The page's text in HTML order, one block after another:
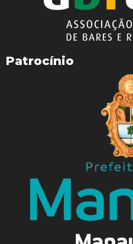
Patrocínio
Facebook
Telegram